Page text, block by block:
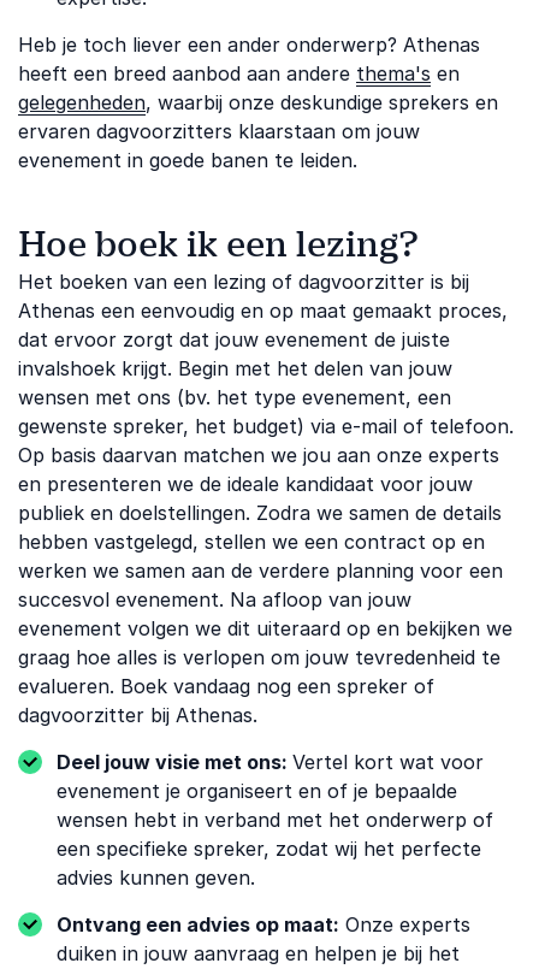
Heb je toch liever een ander onderwerp? Athenas
heeft een breed aanbod aan andere thema's en
gelegenheden, waarbij onze deskundige sprekers en
ervaren dagvoorzitters klaarstaan om jouw
evenement in goede banen te leiden.
Hoe boek ik een lezing?
Het boeken van een lezing of dagvoorzitter is bij
Athenas een eenvoudig en op maat gemaakt proces,
dat ervoor zorgt dat jouw evenement de juiste
invalshoek krijgt. Begin met het delen van jouw
wensen met ons (bv. het type evenement, een
gewenste spreker, het budget) via e-mail of telefoon.
Op basis daarvan matchen we jou aan onze experts
en presenteren we de ideale kandidaat voor jouw
publiek en doelstellingen. Zodra we samen de details
hebben vastgelegd, stellen we een contract op en
werken we samen aan de verdere planning voor een ​​
succesvol evenement. Na afloop van jouw
evenement volgen we dit uiteraard op en bekijken we
graag hoe alles is verlopen om jouw tevredenheid te
evalueren. Boek vandaag nog een spreker of
dagvoorzitter bij Athenas.
Deel jouw visie met ons: Vertel kort wat voor
evenement je organiseert en of je bepaalde
wensen hebt in verband met het onderwerp of
een specifieke spreker, zodat wij het perfecte
advies kunnen geven.
Ontvang een advies op maat: Onze experts
duiken in jouw aanvraag en helpen je bij het